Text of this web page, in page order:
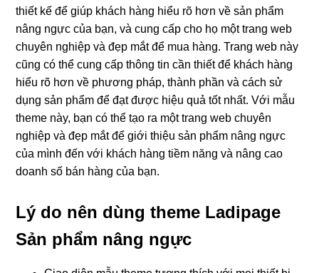
thiết kế để giúp khách hàng hiểu rõ hơn về sản phẩm
nâng ngực của bạn, và cung cấp cho họ một trang web
chuyên nghiệp và đẹp mắt để mua hàng. Trang web này
cũng có thể cung cấp thông tin cần thiết để khách hàng
hiểu rõ hơn về phương pháp, thành phần và cách sử
dụng sản phẩm để đạt được hiệu quả tốt nhất. Với mẫu
theme này, bạn có thể tạo ra một trang web chuyên
nghiệp và đẹp mắt để giới thiệu sản phẩm nâng ngực
của mình đến với khách hàng tiềm năng và nâng cao
doanh số bán hàng của bạn.
Lý do nên dùng theme Ladipage
Sản phẩm nâng ngực